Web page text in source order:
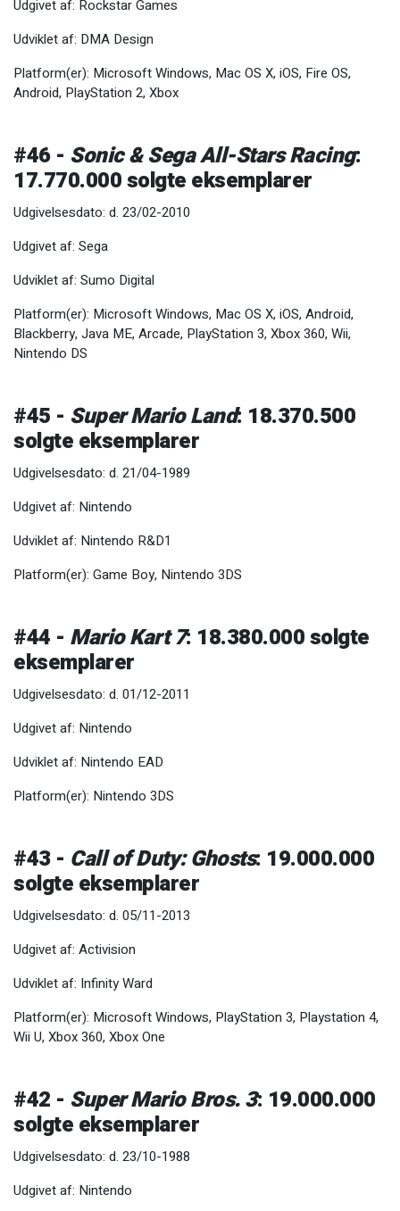
Udgivet af: Rockstar Games
Udviklet af: DMA Design
Platform(er): Microsoft Windows, Mac OS X, iOS, Fire OS,
Android, PlayStation 2, Xbox
#46 - Sonic & Sega All-Stars Racing:
17.770.000 solgte eksemplarer
Udgivelsesdato: d. 23/02-2010
Udgivet af: Sega
Udviklet af: Sumo Digital
Platform(er): Microsoft Windows, Mac OS X, iOS, Android,
Blackberry, Java ME, Arcade, PlayStation 3, Xbox 360, Wii,
Nintendo DS
#45 - Super Mario Land: 18.370.500
solgte eksemplarer
Udgivelsesdato: d. 21/04-1989
Udgivet af: Nintendo
Udviklet af: Nintendo R&D1
Platform(er): Game Boy, Nintendo 3DS
#44 - Mario Kart 7: 18.380.000 solgte
eksemplarer
Udgivelsesdato: d. 01/12-2011
Udgivet af: Nintendo
Udviklet af: Nintendo EAD
Platform(er): Nintendo 3DS
#43 - Call of Duty: Ghosts: 19.000.000
solgte eksemplarer
Udgivelsesdato: d. 05/11-2013
Udgivet af: Activision
Udviklet af: Infinity Ward
Platform(er): Microsoft Windows, PlayStation 3, Playstation 4,
Wii U, Xbox 360, Xbox One
#42 - Super Mario Bros. 3: 19.000.000
solgte eksemplarer
Udgivelsesdato: d. 23/10-1988
Udgivet af: Nintendo